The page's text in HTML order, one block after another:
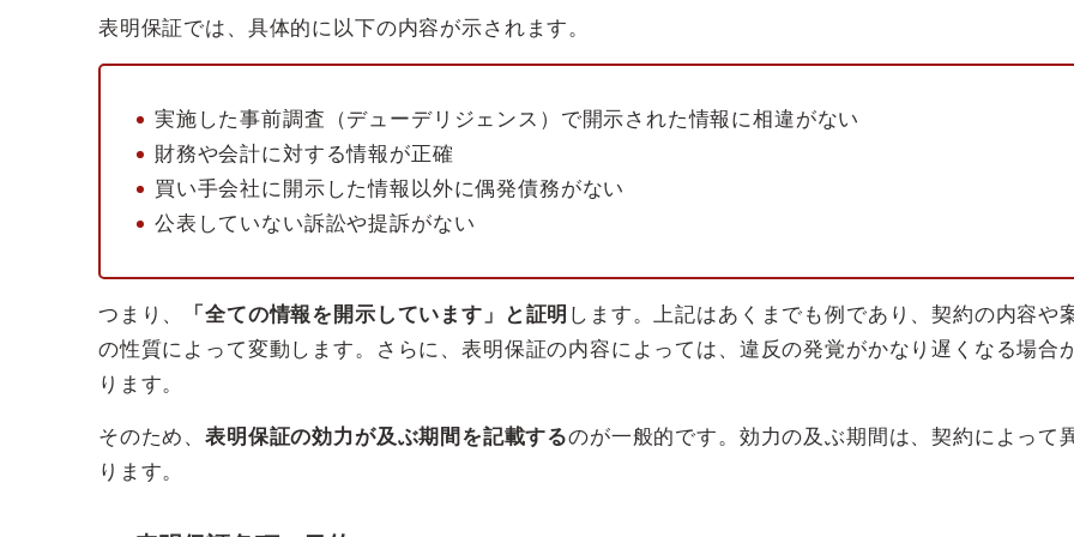
表明保証では、具体的に以下の内容が示されます。
実施した事前調査（デューデリジェンス）で開示された情報に相違がない
財務や会計に対する情報が正確
買い手会社に開示した情報以外に偶発債務がない
公表していない訴訟や提訴がない
つまり、 「全ての情報を開示しています」と証明 します。上記はあくまでも例であり、契約の内容や
の性質によって変動します。さらに、表明保証の内容によっては、違反の発覚がかなり遅くなる場合
ります。
そのため、表明保証の効力が及ぶ期間を記載するのが一般的です。効力の及ぶ期間は、契約によって
ります。